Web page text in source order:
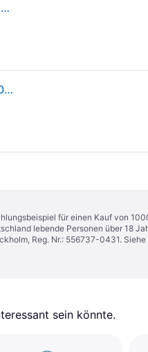
ECD Germany Aufblasbares Stand Up Paddle Board Makani, 320x80x15 cm, Orange, PVC, bis 120 kg, Pumpe Tragetasche Zubehör
ECD Germany Aufblasbares Stand Up Paddle Board Makani 320x82x15 cm Orange PVC
für einen Kauf von
lebende Personen über
Reg. Nr.: 556737-0431.
sein könnte.